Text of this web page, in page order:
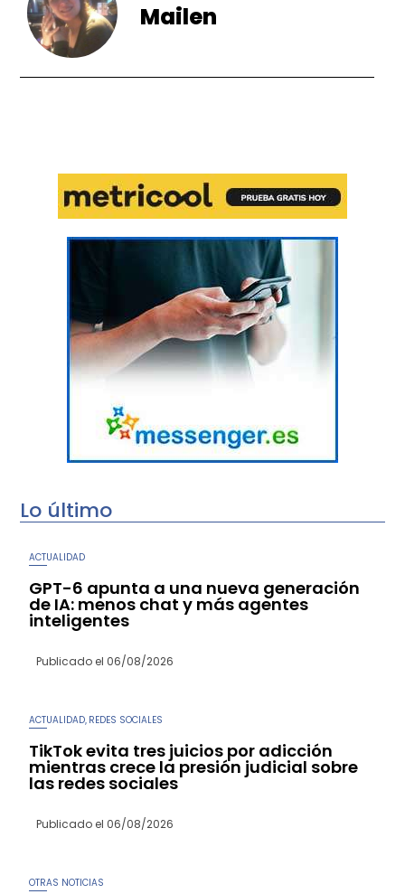
Mailen
Lo último
ACTUALIDAD
GPT-6 apunta a una nueva generación
de IA: menos chat y más agentes
inteligentes
Publicado el 06/08/2026
ACTUALIDAD REDES SOCIALES
TikTok evita tres juicios por adicción
mientras crece la presión judicial sobre
las redes sociales
Publicado el 06/08/2026
OTRAS NOTICIAS